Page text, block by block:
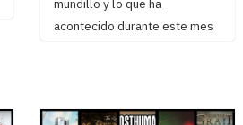
mundillo y lo que ha
acontecido durante este mes